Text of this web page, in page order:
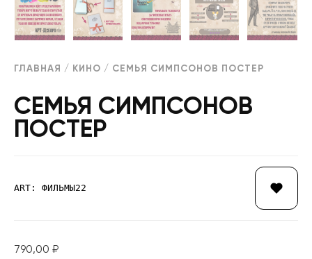
ГЛАВНАЯ / КИНО / СЕМЬЯ СИМПСОНОВ ПОСТЕР
СЕМЬЯ СИМПСОНОВ
ПОСТЕР
ART: ФИЛЬМЫ22
790,00 ₽